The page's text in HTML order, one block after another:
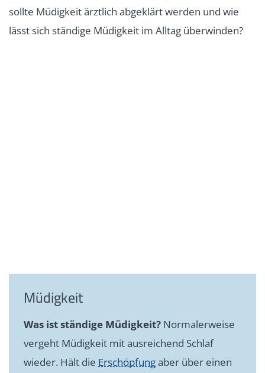
sollte Müdigkeit ärztlich abgeklärt werden und wie
lässt sich ständige Müdigkeit im Alltag überwinden?
Müdigkeit
Was ist ständige Müdigkeit? Normalerweise
vergeht Müdigkeit mit ausreichend Schlaf
wieder. Hält die Erschöpfungaber über einen